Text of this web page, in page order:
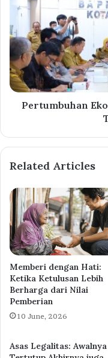
Pertumbuhan
Related Articles
Memberi dengan Hati:
Ketika Ketulusan Lebih
Berharga dari Nilai
Pemberian
10 June, 2026
Asas Legalitas: Awalnya